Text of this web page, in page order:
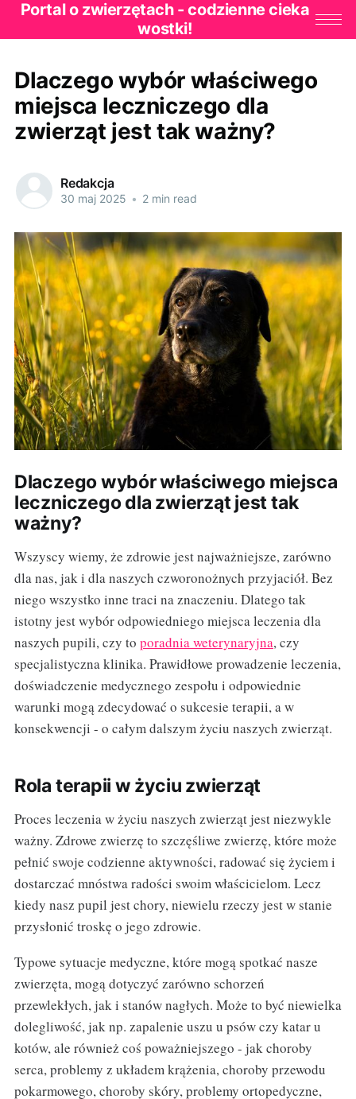
Portal o zwierzętach - codzienne cieka
wostki!
Dlaczego wybór właściwego
miejsca leczniczego dla
zwierząt jest tak ważny?
Redakcja
30 maj 2025 • 2 min read
Dlaczego wybór właściwego miejsca
leczniczego dla zwierząt jest tak
ważny?
Wszyscy wiemy, że zdrowie jest najważniejsze, zarówno
dla nas, jak i dla naszych czworonożnych przyjaciół. Bez
niego wszystko inne traci na znaczeniu. Dlatego tak
istotny jest wybór odpowiedniego miejsca leczenia dla
naszych pupili, czy to poradnia weterynaryjna, czy
specjalistyczna klinika. Prawidłowe prowadzenie leczenia,
doświadczenie medycznego zespołu i odpowiednie
warunki mogą zdecydować o sukcesie terapii, a w
konsekwencji - o całym dalszym życiu naszych zwierząt.
Rola terapii w życiu zwierząt
Proces leczenia w życiu naszych zwierząt jest niezwykle
ważny. Zdrowe zwierzę to szczęśliwe zwierzę, które może
pełnić swoje codzienne aktywności, radować się życiem i
dostarczać mnóstwa radości swoim właścicielom. Lecz
kiedy nasz pupil jest chory, niewielu rzeczy jest w stanie
przysłonić troskę o jego zdrowie.
Typowe sytuacje medyczne, które mogą spotkać nasze
zwierzęta, mogą dotyczyć zarówno schorzeń
przewlekłych, jak i stanów nagłych. Może to być niewielka
dolegliwość, jak np. zapalenie uszu u psów czy katar u
kotów, ale również coś poważniejszego - jak choroby
serca, problemy z układem krążenia, choroby przewodu
pokarmowego, choroby skóry, problemy ortopedyczne,